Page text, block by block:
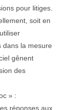
pour litiges.
soit en
dans la mesure
gênent
des
» :
réponses aux